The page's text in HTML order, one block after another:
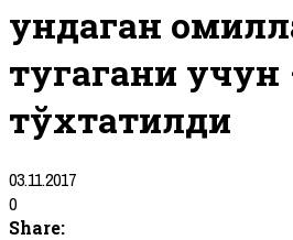
ундаган
тугагани учун
тўхтатилди
03.11.2017
0
Share: